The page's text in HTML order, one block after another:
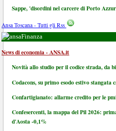
Sappe, 'disordini nel carcere di Porto
Ansa Toscana - Tutti gli Rss
Finanza
News di economia - ANSA.it
Novità allo studio per il codice strada, da
Codacons, su primo esodo estivo
Confartigianato: allarme credito per le
Confesercenti, la mappa del Pil 2026:
d'Aosta -0,1%